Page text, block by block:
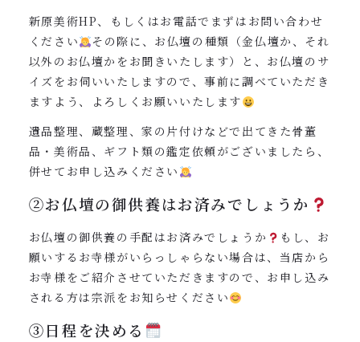
新原美術HP、もしくはお電話でまずはお問い合わせ
ください
その際に、お仏壇の種類（金仏壇か、それ
以外のお仏壇かをお聞きいたします）と、お仏壇のサ
イズをお伺いいたしますので、事前に調べていただき
ますよう、よろしくお願いいたします
遺品整理、蔵整理、家の片付けなどで出てきた骨董
品・美術品、ギフト類の鑑定依頼がございましたら、
併せてお申し込みください
②お仏壇の御供養はお済みでしょうか
お仏壇の御供養の手配はお済みでしょうか
もし、お
願いするお寺様がいらっしゃらない場合は、当店から
お寺様をご紹介させていただきますので、お申し込み
される方は宗派をお知らせください
③日程を決める